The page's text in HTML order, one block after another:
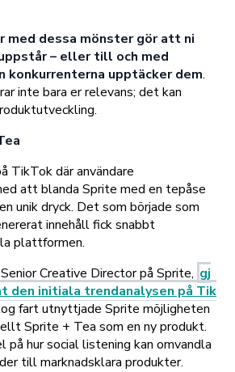
med dessa mönster gör att ni
– eller till och med
konkurrenterna upptäcker dem.
inte bara er relevans; det kan
TikTok där användare
att blanda Sprite med en tepåse
unik dryck. Det som började som
innehåll fick snabbt
plattformen.
Creative Director på Sprite, gj
den initiala trendanalysen på Tik
fart utnyttjade Sprite möjligheten
Sprite + Tea som en ny produkt.
hur social listening kan omvandla
till marknadsklara produkter.